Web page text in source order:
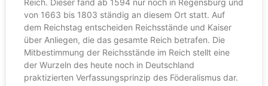
von 1663 bis 1803 ständig an diesem Ort statt. Auf
dem Reichstag entscheiden Reichsstände und Kaiser
über Anliegen, die das gesamte Reich betrafen. Die
Mitbestimmung der Reichsstände im Reich stellt eine
der Wurzeln des heute noch in Deutschland
praktizierten Verfassungsprinzip des Föderalismus dar.